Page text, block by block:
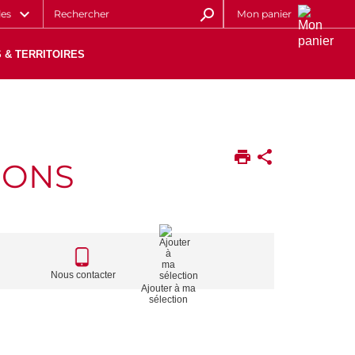
Mon panier
& TERRITOIRES
CALL
TO
ACTIONS
Nous contacter
Ajouter à ma
sélection